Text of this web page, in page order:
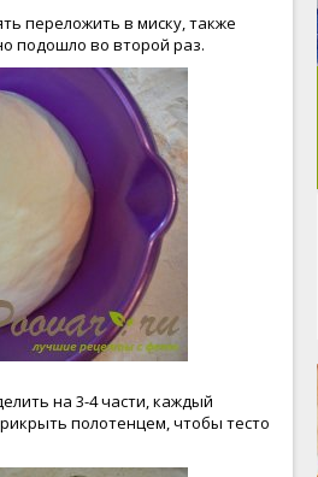
переложить в миску, также
подошло во второй раз.
на 3-4 части, каждый
полотенцем, чтобы тесто